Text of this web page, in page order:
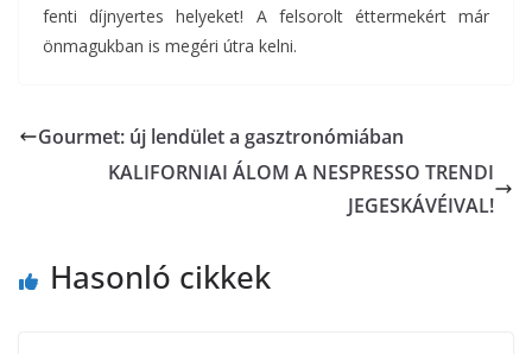
fenti díjnyertes helyeket! A felsorolt éttermekért már
önmagukban is megéri útra kelni.
Gourmet: új lendület a gasztronómiában
KALIFORNIAI ÁLOM A NESPRESSO TRENDI
JEGESKÁVÉIVAL!
Hasonló cikkek